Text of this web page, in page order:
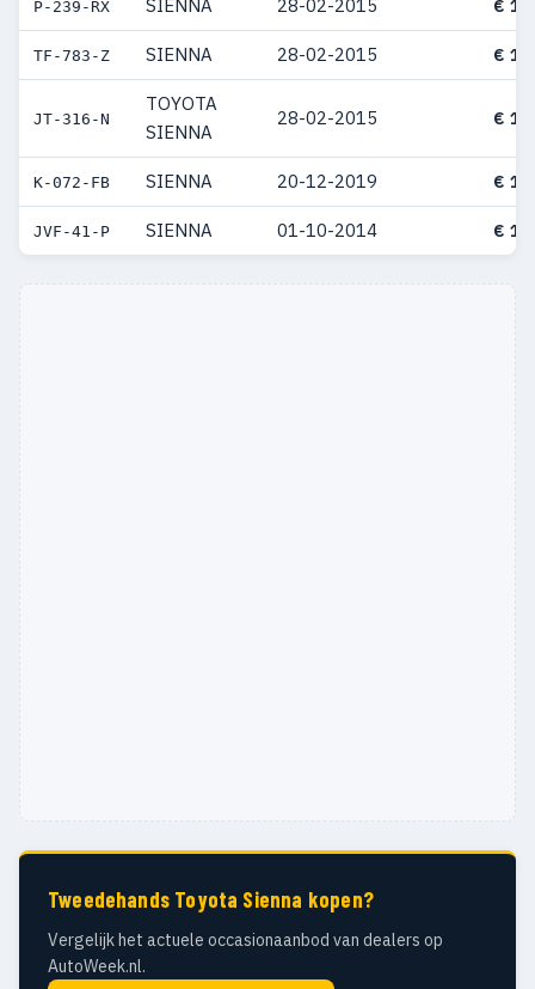
P-239-RX SIENNA 28-02-2015 €
TF-783-Z SIENNA 28-02-2015 €
JT-316-N
TOYOTA
SIENNA
28-02-2015 €
K-072-FB SIENNA 20-12-2019 €
JVF-41-P SIENNA 01-10-2014 €
Tweedehands Toyota Sienna kopen?
Vergelijk het actuele occasionaanbod van dealers op
AutoWeek.nl.